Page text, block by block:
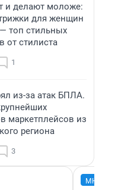
и делают моложе:
для женщин
топ стильных
от стилиста
1
из-за атак БПЛА.
маркетплейсов из
региона
3